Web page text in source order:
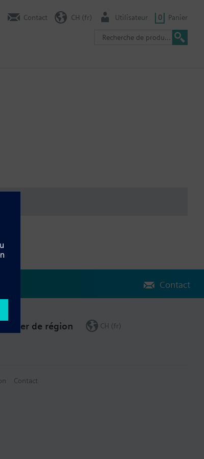
Contact CH (fr) Utilisateur 0 Panier
Contact
de région CH (fr)
Contact